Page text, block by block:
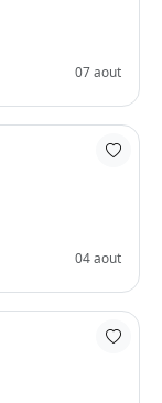
07 aout
04 aout